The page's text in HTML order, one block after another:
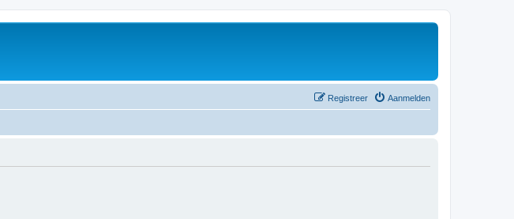
Aanmelden
Registreer